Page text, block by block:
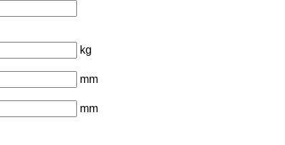
kg
mm
mm